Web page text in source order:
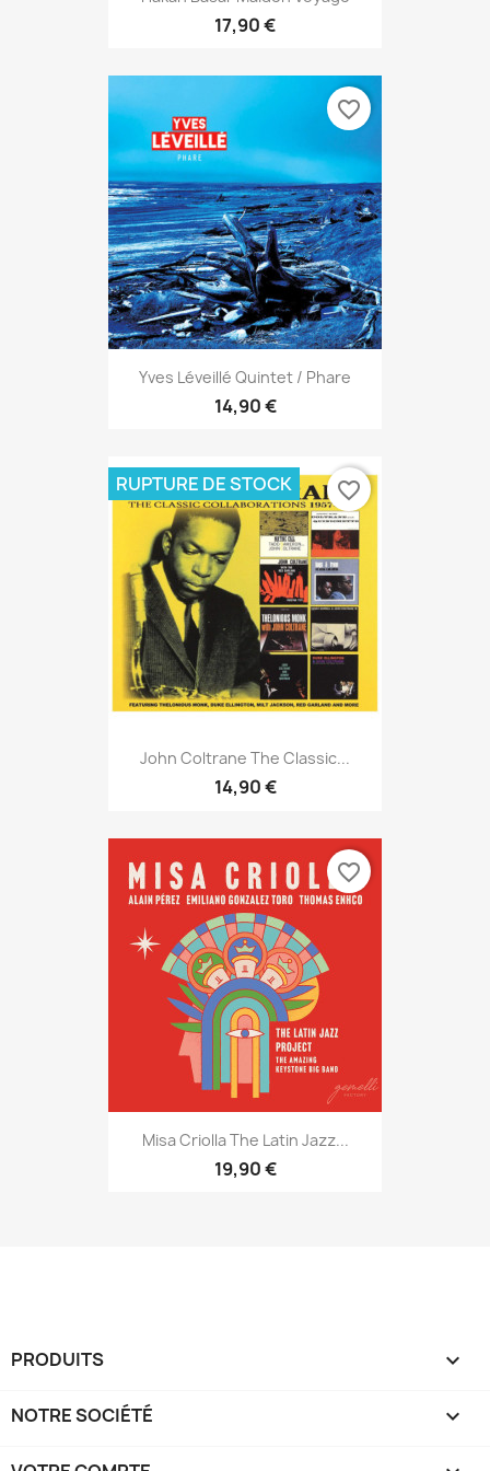
17,90 €
Yves Léveillé Quintet / Phare
14,90 €
favorite_border
John Coltrane The Classic...
14,90 €
RUPTURE DE STOCK favorite_border
Misa Criolla The Latin Jazz...
19,90 €
favorite_border
PRODUITS 
NOTRE SOCIÉTÉ 